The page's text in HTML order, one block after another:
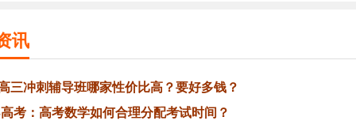
讯
三冲刺辅导班哪家性价比高？要好多钱？
考：高考数学如何合理分配考试时间？